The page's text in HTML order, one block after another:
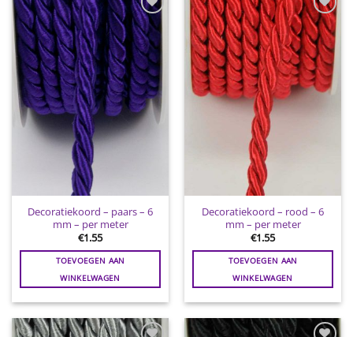
Toevoegen
aan
wenslijst
Decoratiekoord – paars – 6
mm – per meter
€1.55
TOEVOEGEN AAN
WINKELWAGEN
Toevoegen
aan
wenslijst
Decoratiekoord – rood – 6
mm – per meter
€1.55
TOEVOEGEN AAN
WINKELWAGEN